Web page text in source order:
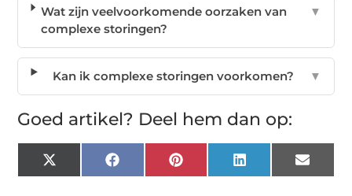
Wat zijn veelvoorkomende oorzaken van
complexe storingen?
▼
Kan ik complexe storingen voorkomen? ▼
Goed artikel? Deel hem dan op:
X
(Twitter)
FacebookPinterest LinkedIn Email